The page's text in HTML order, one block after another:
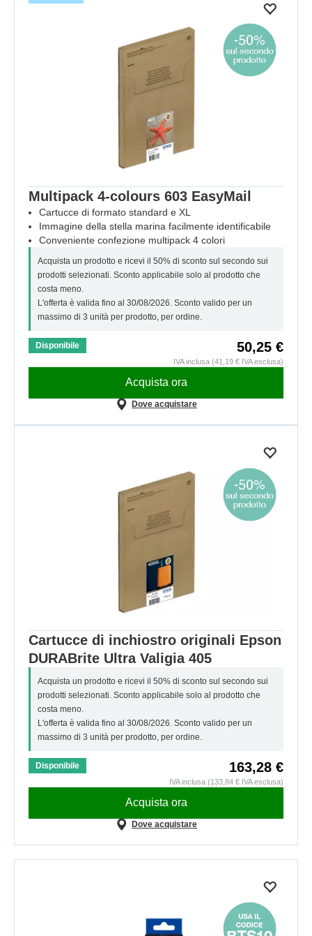
Multipack 4-colours 603 EasyMail
Cartucce di formato standard e XL
Immagine della stella marina facilmente identificabile
Conveniente confezione multipack 4 colori
Acquista un prodotto e ricevi il 50% di sconto sul secondo sui
prodotti selezionati. Sconto applicabile solo al prodotto che
costa meno.
L'offerta è valida fino al 30/08/2026. Sconto valido per un
massimo di 3 unità per prodotto, per ordine.
Disponibile 50,25 €
IVA inclusa (41,19 € IVA esclusa)
Acquista ora
Dove acquistare
Cartucce di inchiostro originali Epson
DURABrite Ultra Valigia 405
Acquista un prodotto e ricevi il 50% di sconto sul secondo sui
prodotti selezionati. Sconto applicabile solo al prodotto che
costa meno.
L'offerta è valida fino al 30/08/2026. Sconto valido per un
massimo di 3 unità per prodotto, per ordine.
Disponibile 163,28 €
IVA inclusa (133,84 € IVA esclusa)
Acquista ora
Dove acquistare